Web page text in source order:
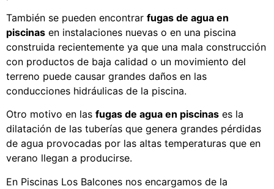
También se pueden encontrar fugas de agua en
piscinas en instalaciones nuevas o en una piscina
construida recientemente ya que una mala construcción
con productos de baja calidad o un movimiento del
terreno puede causar grandes daños en las
conducciones hidráulicas de la piscina.
Otro motivo en las fugas de agua en piscinas es la
dilatación de las tuberías que genera grandes pérdidas
de agua provocadas por las altas temperaturas que en
verano llegan a producirse.
En Piscinas Los Balcones nos encargamos de la